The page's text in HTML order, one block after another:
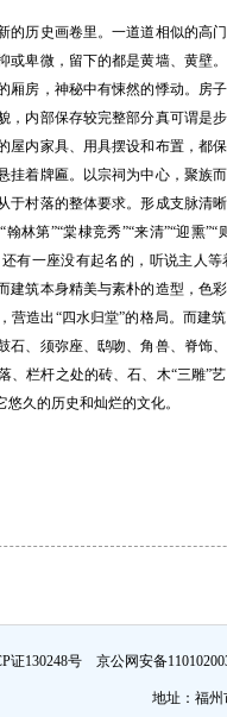
历史画卷里。一道道相似的高
或卑微，留下的都是黄墙、黄壁
厢房，神秘中有悚然的悸动。房
，内部保存较完整部分真可谓是
屋内家具、用具摆设和布置，都
挂着牌匾。以宗祠为中心，聚族
于村落的整体要求。形成支脉清
林第”“棠棣竞秀”“来清”“迎熏
有一座没有起名的，听说主人
建筑本身精美与素朴的造型，色
营造出“四水归堂”的格局。而建
石、须弥座、鸱吻、角兽、脊饰
、栏杆之处的砖、石、木“三雕”
久的历史和灿烂的文化。
证130248号 京公网安备
地址：福州